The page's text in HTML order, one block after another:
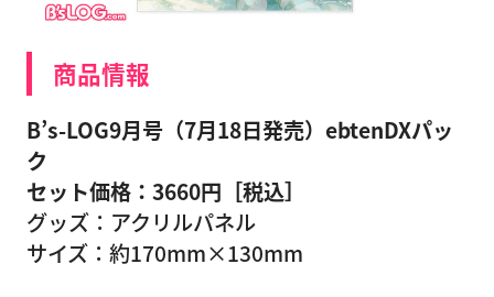
商品情報
B’s-LOG9月号（7月18日発売）ebtenDXパッ
ク
セット価格：3660円［税込］
グッズ：アクリルパネル
サイズ：約170mm×130mm